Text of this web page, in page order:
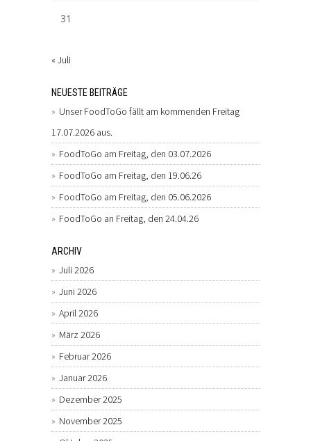
31
« Juli
NEUESTE BEITRÄGE
Unser FoodToGo fällt am kommenden Freitag
17.07.2026 aus.
FoodToGo am Freitag, den 03.07.2026
FoodToGo am Freitag, den 19.06.26
FoodToGo am Freitag, den 05.06.2026
FoodToGo an Freitag, den 24.04.26
ARCHIV
Juli 2026
Juni 2026
April 2026
März 2026
Februar 2026
Januar 2026
Dezember 2025
November 2025